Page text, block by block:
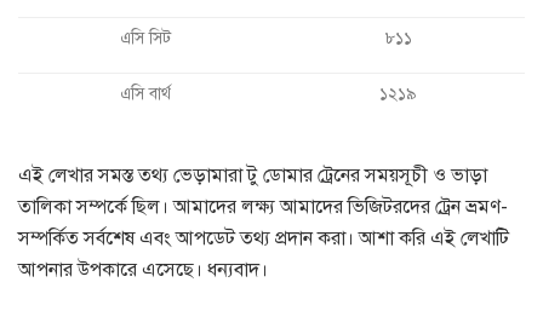
এসি সিট ৮১১
এসি বার্থ ১২১৯
এই লেখার সমস্ত তথ্য ভেড়ামারা টু ডোমার ট্রেনের সময়সূচী ও ভাড়া
তালিকা সম্পর্কে ছিল। আমাদের লক্ষ্য আমাদের ভিজিটরদের ট্রেন ভ্রমণ-
সম্পর্কিত সর্বশেষ এবং আপডেট তথ্য প্রদান করা। আশা করি এই লেখাটি
আপনার উপকারে এসেছে। ধন্যবাদ।